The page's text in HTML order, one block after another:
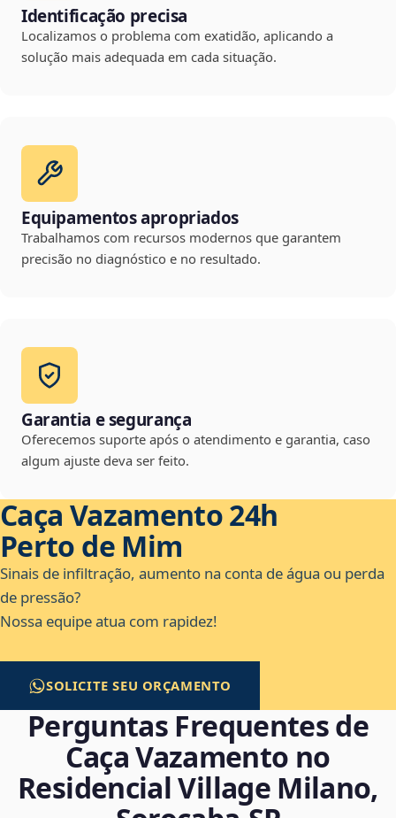
Identificação precisa
Localizamos o problema com exatidão, aplicando a
solução mais adequada em cada situação.
Equipamentos apropriados
Trabalhamos com recursos modernos que garantem
precisão no diagnóstico e no resultado.
Garantia e segurança
Oferecemos suporte após o atendimento e garantia, caso
algum ajuste deva ser feito.
Caça Vazamento 24h
Perto de Mim
Sinais de infiltração, aumento na conta de água ou perda
de pressão?
Nossa equipe atua com rapidez!
SOLICITE SEU ORÇAMENTO
Perguntas Frequentes de
Caça Vazamento no
Residencial Village Milano,